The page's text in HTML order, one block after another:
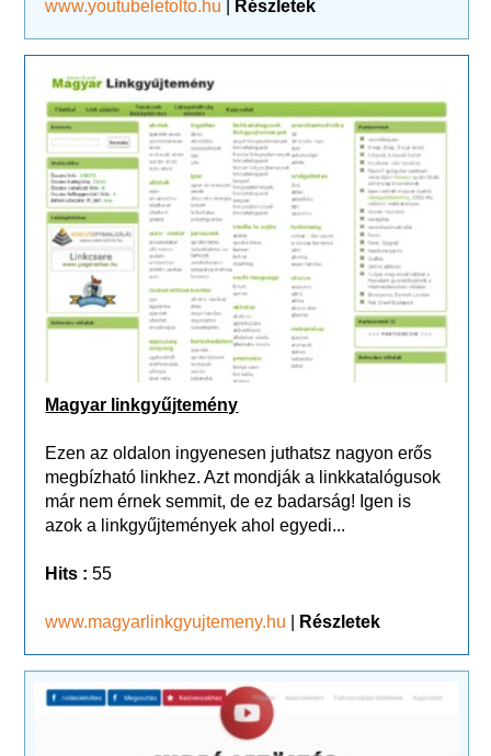
www.youtubeletolto.hu Részletek
Magyar linkgyűjtemény
Ezen az oldalon ingyenesen juthatsz nagyon erős
megbízható linkhez. Azt mondják a linkkatalógusok
már nem érnek semmit, de ez badarság! Igen is
azok a linkgyűjtemények ahol egyedi...
Hits : 55
www.magyarlinkgyujtemeny.hu Részletek